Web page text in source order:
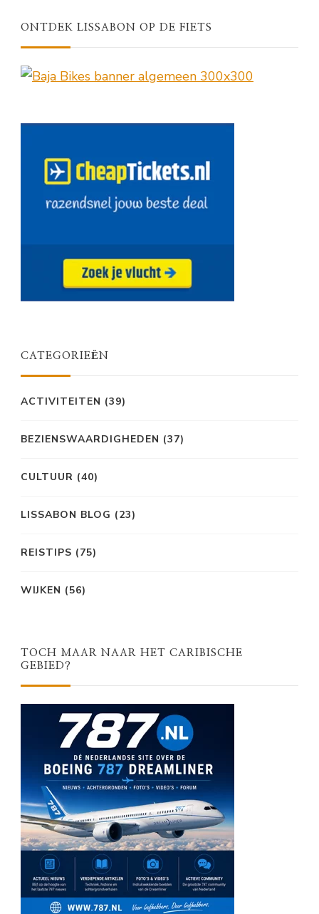
ONTDEK LISSABON OP DE FIETS
CATEGORIEËN
ACTIVITEITEN (39)
BEZIENSWAARDIGHEDEN (37)
CULTUUR (40)
LISSABON BLOG (23)
REISTIPS (75)
WIJKEN (56)
TOCH MAAR NAAR HET CARIBISCHE
GEBIED?